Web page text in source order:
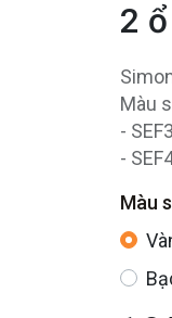
2
Màu
-
-
Màu